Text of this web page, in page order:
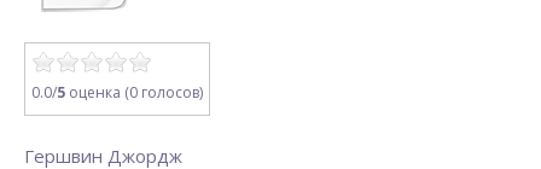
0.0/5 оценка (0 голосов)
Гершвин Джордж